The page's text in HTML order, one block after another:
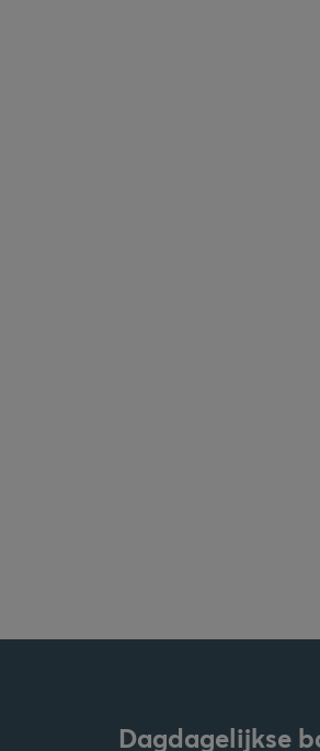
Dagdagelijkse